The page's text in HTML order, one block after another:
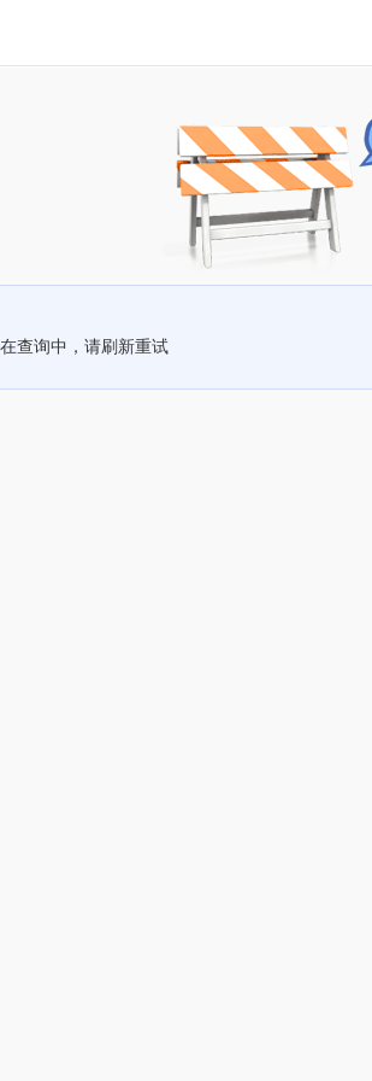
查询中，请刷新重试